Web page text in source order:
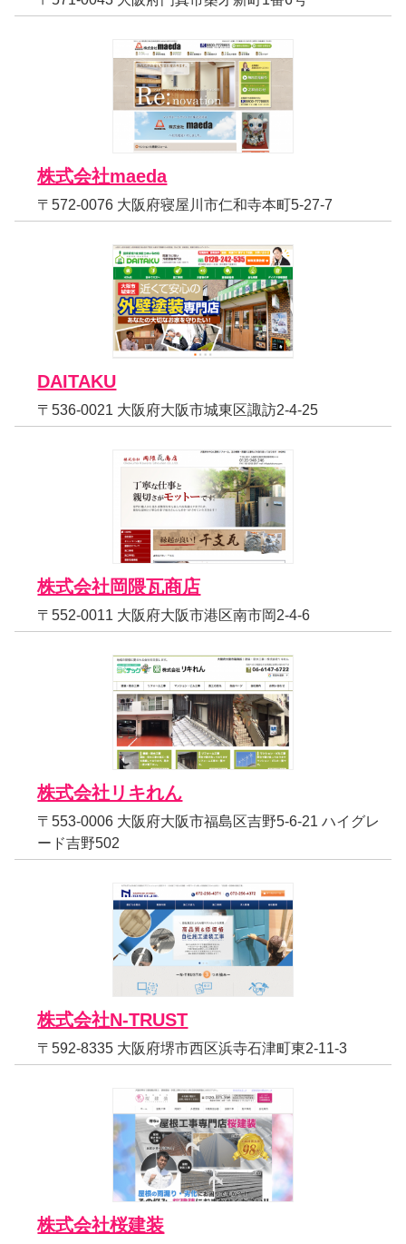
株式会社maeda
〒572-0076 大阪府寝屋川市仁和寺本町5-27-7
DAITAKU
〒536-0021 大阪府大阪市城東区諏訪2-4-25
株式会社岡隈瓦商店
〒552-0011 大阪府大阪市港区南市岡2-4-6
株式会社リキれん
〒553-0006 大阪府大阪市福島区吉野5-6-21 ハイグレ
ード吉野502
株式会社N-TRUST
〒592-8335 大阪府堺市西区浜寺石津町東2-11-3
株式会社桜建装